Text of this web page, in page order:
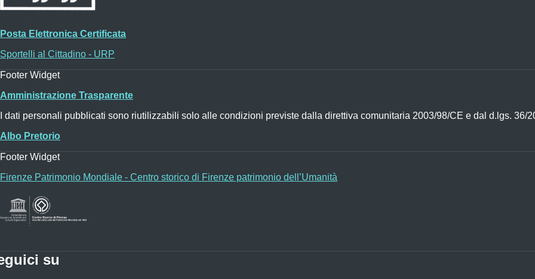
Posta Elettronica Certificata
Sportelli al Cittadino - URP
Footer Widget
Amministrazione Trasparente
I dati personali pubblicati sono riutilizzabili solo alle condizioni previste dalla direttiva comunitaria 2003/98/CE e dal d.lgs. 36/
Albo Pretorio
Footer Widget
Firenze Patrimonio Mondiale - Centro storico di Firenze patrimonio dell’Umanità
su